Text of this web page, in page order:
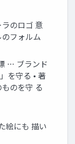
のロゴ 意
フォルム
… ブランド
を守る • 著
のを守 る
絵にも 描い